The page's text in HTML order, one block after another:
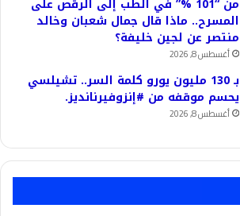
من “101 %” في الطب إلى الرقص على
المسرح.. ماذا قال جمال شعبان وخالد
منتصر عن لجين خليفة؟
أغسطس 8, 2026
بـ 130 مليون يورو كلمة السر.. تشيلسي
يحسم موقفه من #إنزوفيرنانديز.
أغسطس 8, 2026